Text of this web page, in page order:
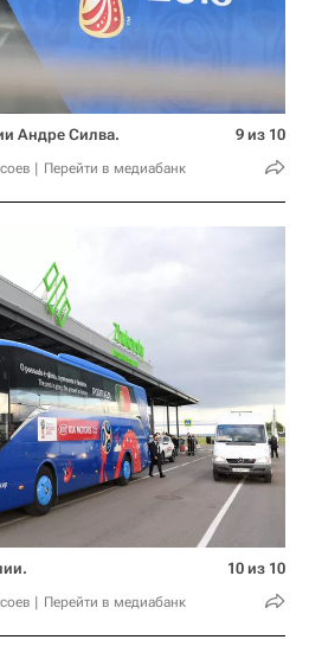
Андре Силва.
Перейти в медиабанк
9 из 10
Перейти в медиабанк
10 из 10